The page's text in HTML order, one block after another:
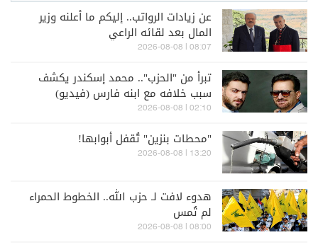
عن زيادات الرواتب.. إليكم ما أعلنه وزير
المال بعد لقائه الراعي
08:07 | 2026-08-08
تبرأ من "الحزب".. محمد إسكندر يكشف
سبب خلافه مع ابنه فارس (فيديو)
02:10 | 2026-08-08
"محطات بنزين" تُقفل أبوابها!
13:20 | 2026-08-08
هدوء لافت لـ حزب الله.. الخطوط الحمراء
لم تُمس
08:00 | 2026-08-08